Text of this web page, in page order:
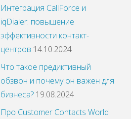
Интеграция CallForce и
iqDialer: повышение
эффективности контакт-
центров 14.10.2024
Что такое предиктивный
обзвон и почему он важен для
бизнеса? 19.08.2024
Про Customer Contacts World